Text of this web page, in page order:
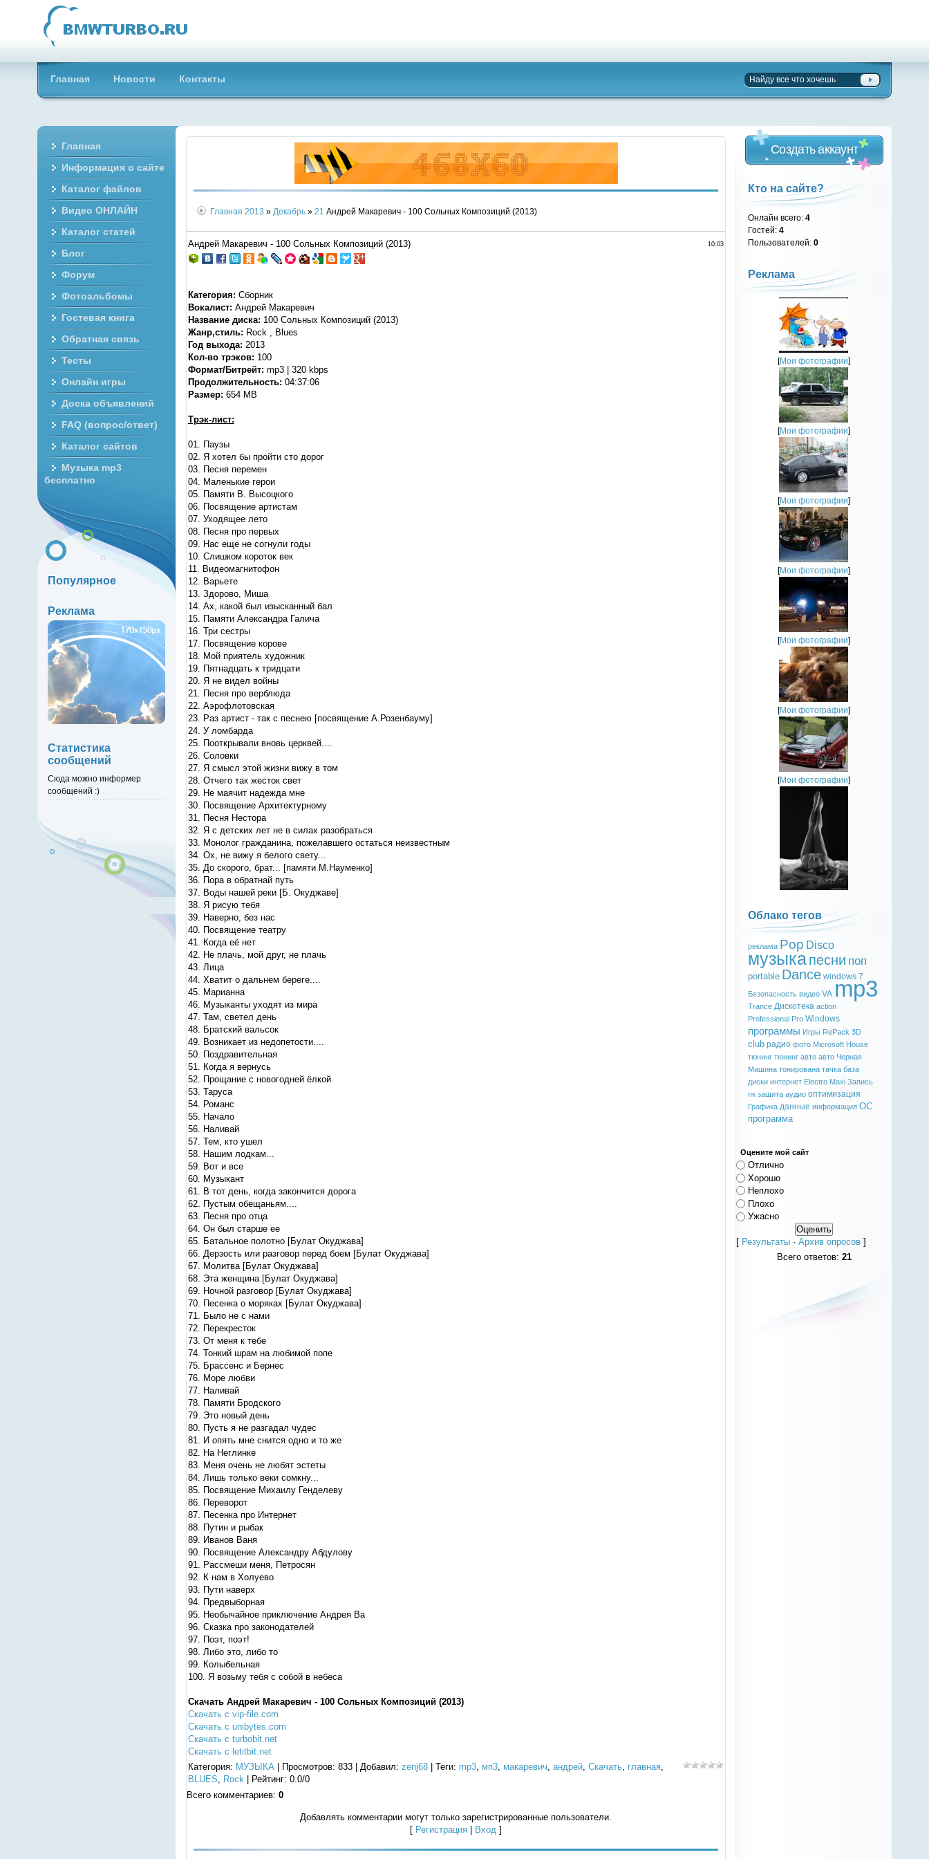
Главная Новости Контакты
Главная 2013 » Декабрь » 21 Андрей Макаревич - 100 Cольных Композиций (2013)
10:03
Андрей Макаревич - 100 Cольных Композиций (2013)
Категория: Сборник
Вокалист: Андрей Макаревич
Название диска: 100 Cольных Композиций (2013)
Жанр,стиль: Rock , Blues
Год выхода: 2013
Кол-во трэков: 100
Формат/Битрейт: mp3 | 320 kbps
Продолжительность: 04:37:06
Размер: 654 MB
Трэк-лист:
01. Паузы
02. Я хотел бы пройти сто дорог
03. Песня перемен
04. Маленькие герои
05. Памяти В. Высоцкого
06. Посвящение артистам
07. Уходящее лето
08. Песня про первых
09. Нас еще не согнули годы
10. Слишком короток век
11. Видеомагнитофон
12. Варьете
13. Здорово, Миша
14. Ах, какой был изысканный бал
15. Памяти Александра Галича
16. Три сестры
17. Посвящение корове
18. Мой приятель художник
19. Пятнадцать к тридцати
20. Я не видел войны
21. Песня про верблюда
22. Аэрофлотовская
23. Раз артист - так с песнею [посвящение А.Розенбауму]
24. У ломбарда
25. Пооткрывали вновь церквей....
26. Соловки
27. Я смысл этой жизни вижу в том
28. Отчего так жесток свет
29. Не маячит надежда мне
30. Посвящение Архитектурному
31. Песня Нестора
32. Я с детских лет не в силах разобраться
33. Монолог гражданина, пожелавшего остаться неизвестным
34. Ох, не вижу я белого свету...
35. До скорого, брат... [памяти М.Науменко]
36. Пора в обратнай путь
37. Воды нашей реки [Б. Окуджаве]
38. Я рисую тебя
39. Наверно, без нас
40. Посвящение театру
41. Когда её нет
42. Не плачь, мой друг, не плачь
43. Лица
44. Хватит о дальнем береге....
45. Марианна
46. Музыканты уходят из мира
47. Там, светел день
48. Братский вальсок
49. Возникает из недопетости....
50. Поздравительная
51. Когда я вернусь
52. Прощание с новогодней ёлкой
53. Таруса
54. Романс
55. Начало
56. Наливай
57. Тем, кто ушел
58. Нашим лодкам...
59. Вот и все
60. Музыкант
61. В тот день, когда закончится дорога
62. Пустым обещаньям....
63. Песня про отца
64. Он был старше ее
65. Батальное полотно [Булат Окуджава]
66. Дерзость или разговор перед боем [Булат Окуджава]
67. Молитва [Булат Окуджава]
68. Эта женщина [Булат Окуджава]
69. Ночной разговор [Булат Окуджава]
70. Песенка о моряках [Булат Окуджава]
71. Было не с нами
72. Перекресток
73. От меня к тебе
74. Тонкий шрам на любимой попе
75. Брассенс и Бернес
76. Море любви
77. Наливай
78. Памяти Бродского
79. Это новый день
80. Пусть я не разгадал чудес
81. И опять мне снится одно и то же
82. На Неглинке
83. Меня очень не любят эстеты
84. Лишь только веки сомкну...
85. Посвящение Михаилу Генделеву
86. Переворот
87. Песенка про Интернет
88. Путин и рыбак
89. Иванов Ваня
90. Посвящение Александру Абдулову
91. Рассмеши меня, Петросян
92. К нам в Холуево
93. Пути наверх
94. Предвыборная
95. Необычайное приключение Андрея Ва
96. Сказка про законодателей
97. Поэт, поэт!
98. Либо это, либо то
99. Колыбельная
100. Я возьму тебя с собой в небеса
Скачать Андрей Макаревич - 100 Cольных Композиций (2013)
Скачать с vip-file.com
Скачать с unibytes.com
Скачать с turbobit.net
Скачать с letitbit.net
Категория: МУЗЫКА| Просмотров: 833 | Добавил: zenj68| Теги: mp3, мп3, макаревич, андрей, Скачать, главная,
BLUES, Rock| Рейтинг: 0.0/0
Всего комментариев: 0
Добавлять комментарии могут только зарегистрированные пользователи.
[ Регистрация Вход ]
Создать аккаунт
Кто на сайте?
Онлайн всего:4
Гостей:4
Пользователей:0
Реклама
[Мои фотографии]
[Мои фотографии]
[Мои фотографии]
[Мои фотографии]
[Мои фотографии]
[Мои фотографии]
[Мои фотографии]
Облако тегов
реклама Pop Disco
музыкапесни поп
portable Dance windows 7
Безопасность видео VA mp3
Trance Дискотека action
Professional Pro Windows
программы Игры RePack 3D
club радио фото Microsoft House
тюнинг тюнинг авто авто Черная
Машина тонирована тачка база
диски интернет Electro Maxi Запись
пк защита аудио оптимизация
Графика данные информация ОС
программа
Оцените мой сайт
Отлично
Хорошо
Неплохо
Плохо
Ужасно
[ Результаты ·Архив опросов ]
Всего ответов: 21
Главная
Информация о сайте
Каталог файлов
Видео ОНЛАЙН
Каталог статей
Блог
Форум
Фотоальбомы
Гостевая книга
Обратная связь
Тесты
Онлайн игры
Доска объявлений
FAQ (вопрос/ответ)
Каталог сайтов
Музыка mp3
бесплатно
Популярное
Реклама
Статистика
сообщений
Сюда можно информер
сообщений :)